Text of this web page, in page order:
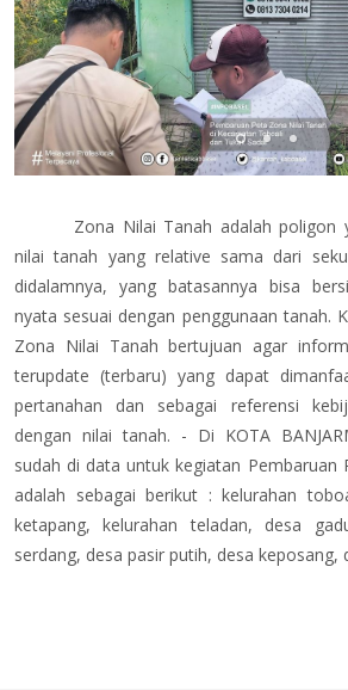
Zona Nilai Tanah adalah poligon
nilai tanah yang relative sama dari
didalamnya, yang batasannya bisa
nyata sesuai dengan penggunaan tanah.
Zona Nilai Tanah bertujuan agar
terupdate (terbaru) yang dapat
pertanahan dan sebagai referensi
dengan nilai tanah. - Di KOTA
sudah di data untuk kegiatan Pembaruan
adalah sebagai berikut : kelurahan
ketapang, kelurahan teladan, desa
serdang, desa pasir putih, desa keposang,